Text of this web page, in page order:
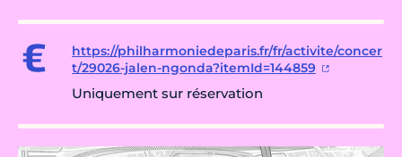
https://philharmoniedeparis.fr/fr/activite/concer
t/29026-jalen-ngonda?itemId=144859
Uniquement sur réservation